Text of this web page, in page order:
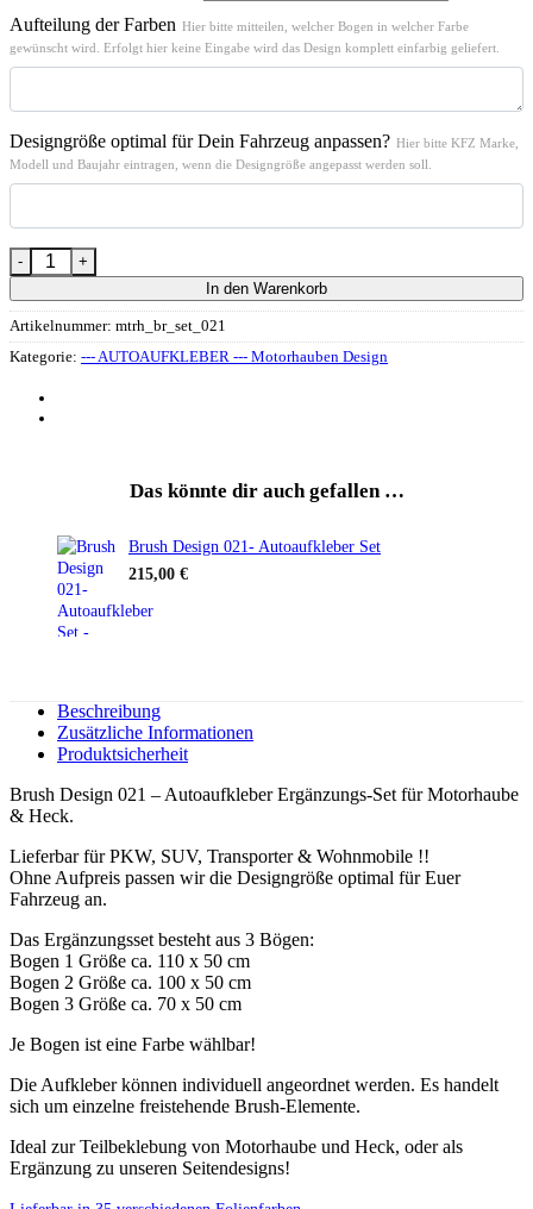
Aufteilung der Farben Hier bitte mitteilen, welcher Bogen in welcher Farbe
gewünscht wird. Erfolgt hier keine Eingabe wird das Design komplett einfarbig geliefert.
Designgröße optimal für Dein Fahrzeug anpassen? Hier bitte KFZ Marke,
Modell und Baujahr eintragen, wenn die Designgröße angepasst werden soll.
Brush-Design 021 Ergänzung- Motorhaube und Heck Autoaufkleber
In den Warenkorb
Artikelnummer: mtrh_br_set_021
Kategorie: --- AUTOAUFKLEBER --- Motorhauben Design
Das könnte dir auch gefallen …
Brush Design 021- Autoaufkleber Set
215,00 €
Beschreibung
Zusätzliche Informationen
Produktsicherheit
Brush Design 021 – Autoaufkleber Ergänzungs-Set für Motorhaube
& Heck.
Lieferbar für PKW, SUV, Transporter & Wohnmobile !!
Ohne Aufpreis passen wir die Designgröße optimal für Euer
Fahrzeug an.
Das Ergänzungsset besteht aus 3 Bögen:
Bogen 1 Größe ca. 110 x 50 cm
Bogen 2 Größe ca. 100 x 50 cm
Bogen 3 Größe ca. 70 x 50 cm
Je Bogen ist eine Farbe wählbar!
Die Aufkleber können individuell angeordnet werden. Es handelt
sich um einzelne freistehende Brush-Elemente.
Ideal zur Teilbeklebung von Motorhaube und Heck, oder als
Ergänzung zu unseren Seitendesigns!